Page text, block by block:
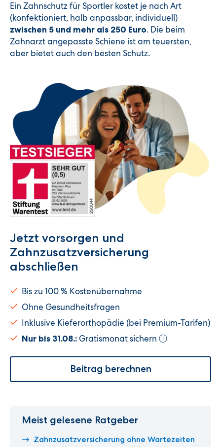
Ein Zahnschutz für Sportler kostet je nach Art
(konfektioniert, halb anpassbar, individuell)
zwischen 5 und mehr als 250 Euro. Die beim
Zahnarzt angepasste Schiene ist am teuersten,
aber bietet auch den besten Schutz.
Jetzt vorsorgen und
Zahnzusatzversicherung
abschließen
Bis zu 100 % Kostenübernahme
Ohne Gesundheitsfragen
Inklusive Kieferorthopädie (bei Premium-Tarifen)
Nur bis 31.08.: Gratismonat sichern ⓘ
Beitrag berechnen
Meist gelesene Ratgeber
Zahnzusatzversicherung ohne Wartezeiten